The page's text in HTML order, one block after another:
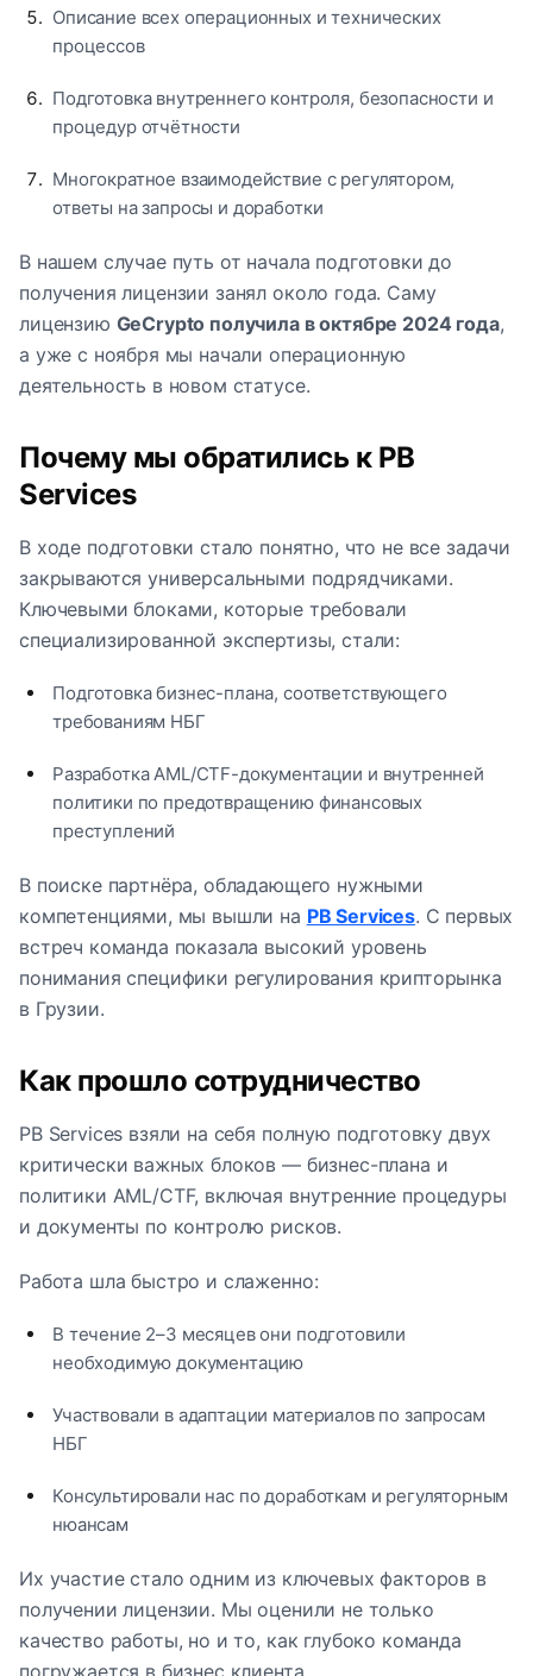
Описание всех операционных и технических
процессов
Подготовка внутреннего контроля, безопасности и
процедур отчётности
Многократное взаимодействие с регулятором,
ответы на запросы и доработки
В нашем случае путь от начала подготовки до
получения лицензии занял около года. Саму
лицензию GeCrypto получила в октябре 2024 года,
а уже с ноября мы начали операционную
деятельность в новом статусе.
Почему мы обратились к PB
Services
В ходе подготовки стало понятно, что не все задачи
закрываются универсальными подрядчиками.
Ключевыми блоками, которые требовали
специализированной экспертизы, стали:
Подготовка бизнес-плана, соответствующего
требованиям НБГ
Разработка AML/CTF-документации и внутренней
политики по предотвращению финансовых
преступлений
В поиске партнёра, обладающего нужными
компетенциями, мы вышли на PB Services. С первых
встреч команда показала высокий уровень
понимания специфики регулирования крипторынка
в Грузии.
Как прошло сотрудничество
PB Services взяли на себя полную подготовку двух
критически важных блоков — бизнес-плана и
политики AML/CTF, включая внутренние процедуры
и документы по контролю рисков.
Работа шла быстро и слаженно:
В течение 2–3 месяцев они подготовили
необходимую документацию
Участвовали в адаптации материалов по запросам
НБГ
Консультировали нас по доработкам и регуляторным
нюансам
Их участие стало одним из ключевых факторов в
получении лицензии. Мы оценили не только
качество работы, но и то, как глубоко команда